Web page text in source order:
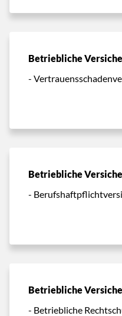
Betriebliche
-
Betriebliche
-
Betriebliche
- Betriebliche